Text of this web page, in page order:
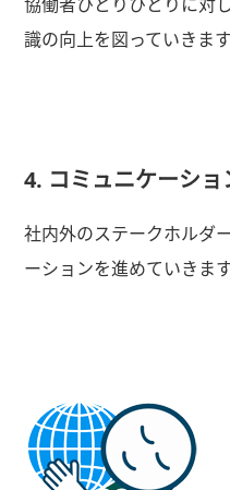
識の向上を図っていきます
4. コミュニケーショ
社内外のステークホルダ
ーションを進めていきます